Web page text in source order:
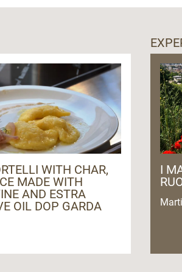
e dalle 15.30 alle 19.00.
attività didattiche.
dicembre è possibile visitare il
slovacco, ceco e polacco
WITH CHAR,
MADE WITH
AND ESTRA
OIL DOP GARDA
I